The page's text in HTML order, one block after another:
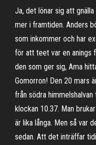
Ja, det lönar sig att
mer i framtiden. Anders
som inkommer och har
för att teet var en anings
den som ger sig, Ama
Gomorron! Den 20 mars
från södra
klockan 10.37. Man
är lika långa. Men så var
sedan. Att det inträffar